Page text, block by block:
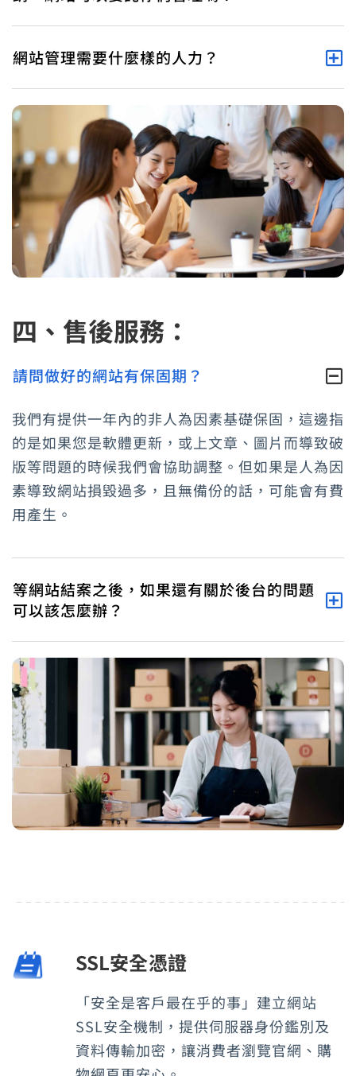
網站管理需要什麼樣的人力？
四、售後服務：
請問做好的網站有保固期？
我們有提供一年內的非人為因素基礎保固，這邊指
的是如果您是軟體更新，或上文章、圖片而導致破
版等問題的時候我們會協助調整。但如果是人為因
素導致網站損毀過多，且無備份的話，可能會有費
用產生。
等網站結案之後，如果還有關於後台的問題
可以該怎麼辦？
SSL安全憑證
「安全是客戶最在乎的事」建立網站
SSL安全機制，提供伺服器身份鑑別及
資料傳輸加密，讓消費者瀏覽官網、購